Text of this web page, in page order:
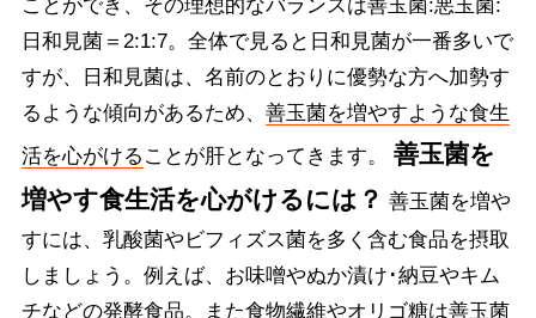
ことができ、その理想的なバランスは善玉菌:悪玉菌:
日和見菌＝2:1:7。全体で見ると日和見菌が一番多いで
すが、日和見菌は、名前のとおりに優勢な方へ加勢す
るような傾向があるため、 善玉菌を増やすような食生
活を心がける ことが肝となってきます。 善玉菌を
増やす食生活を心がけるには？ 善玉菌を増や
すには、乳酸菌やビフィズス菌を多く含む食品を摂取
しましょう。例えば、お味噌やぬか漬け･納豆やキム
チなどの発酵食品。また食物繊維やオリゴ糖は善玉菌